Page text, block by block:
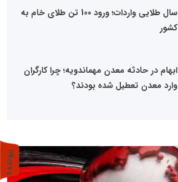
سال طلایی واردات؛ ورود 100 تن طلای خام به
کشور
ابهام در حادثه معدن مهماندویه؛ چرا کارگران
وارد معدن تعطیل شده بودند؟
پ
ر
و
ن
د
ه
1